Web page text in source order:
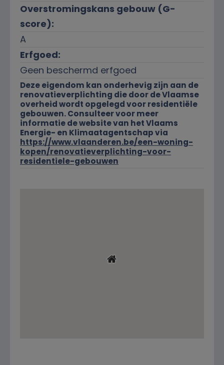
Overstromingskans gebouw (G-
score):
A
Erfgoed:
Geen beschermd erfgoed
Deze eigendom kan onderhevig zijn aan de
renovatieverplichting die door de Vlaamse
overheid wordt opgelegd voor residentiële
gebouwen. Consulteer voor meer
informatie de website van het Vlaams
Energie- en Klimaatagentschap via
https://www.vlaanderen.be/een-woning-
kopen/renovatieverplichting-voor-
residentiele-gebouwen